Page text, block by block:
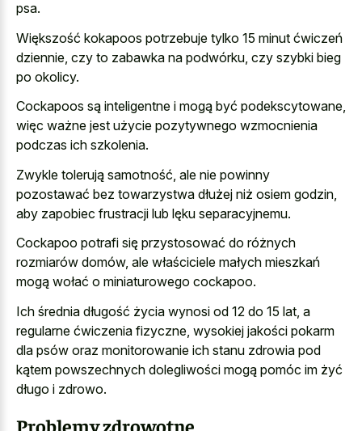
psa.
Większość kokapoos potrzebuje tylko 15 minut ćwiczeń
dziennie, czy to zabawka na podwórku, czy szybki bieg
po okolicy.
Cockapoos są inteligentne i mogą być podekscytowane,
więc ważne jest użycie pozytywnego wzmocnienia
podczas ich szkolenia.
Zwykle tolerują samotność, ale nie powinny
pozostawać bez towarzystwa dłużej niż osiem godzin,
aby zapobiec frustracji lub lęku separacyjnemu.
Cockapoo potrafi się przystosować do różnych
rozmiarów domów, ale właściciele małych mieszkań
mogą wołać o miniaturowego cockapoo.
Ich średnia długość życia wynosi od 12 do 15 lat, a
regularne ćwiczenia fizyczne, wysokiej jakości pokarm
dla psów oraz monitorowanie ich stanu zdrowia pod
kątem powszechnych dolegliwości mogą pomóc im żyć
długo i zdrowo.
Problemy zdrowotne